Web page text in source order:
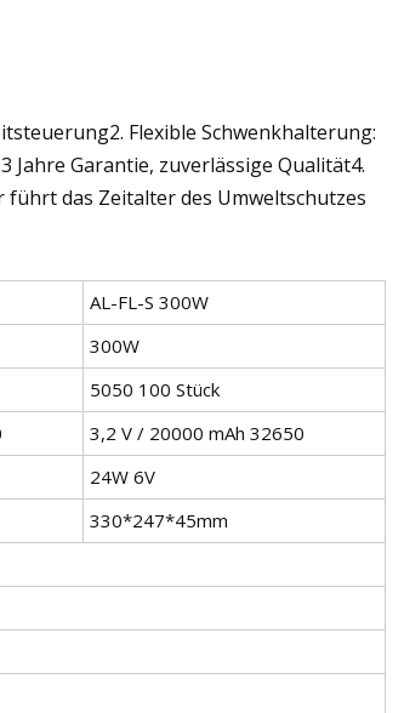
Flexible Schwenkhalterung:
Garantie, zuverlässige Qualität4.
das Zeitalter des Umweltschutzes
AL-FL-S 300W
300W
5050 100 Stück
3,2 V / 20000 mAh 32650
24W 6V
330*247*45mm